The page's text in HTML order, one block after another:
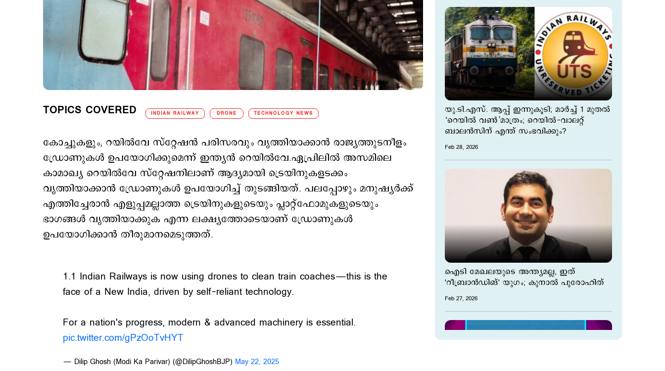
TOPICS COVERED INDIAN RAILWAY DRONE TECHNOLOGY NEWS
കോച്ചുകളും, റയില്‍വേ സ്റ്റേഷന്‍ പരിസരവും വൃത്തിയാക്കാന്‍ രാജ്യത്തുടനീളം
ഡ്രോണുകൾ ഉപയോഗിക്കുമെന്ന് ഇന്ത്യന്‍ റെയില്‍വേ.ഏപ്രിലിൽ അസമിലെ
കാമാഖ്യ റെയിൽവേ സ്റ്റേഷനിലാണ് ആദ്യമായി ട്രെയിനുകളടക്കം
വൃത്തിയാക്കാന്‍ ഡ്രോണുകള്‍ ഉപയോഗിച്ച് തുടങ്ങിയത്. പലപ്പോഴും മനുഷ്യര്‍ക്ക്
എത്തിച്ചേരാന്‍ എളുപ്പമല്ലാത്ത ട്രെയിനുകളുടെയും പ്ലാറ്റ്‌ഫോമുകളുടെയും
ഭാഗങ്ങൾ വൃത്തിയാക്കുക എന്ന ലക്ഷ്യത്തോടെയാണ് ഡ്രോണുകള്‍
ഉപയോഗിക്കാന്‍ തീരുമാനമെടുത്തത്.
1.1 Indian Railways is now using drones to clean train coaches—this is the
face of a New India, driven by self-reliant technology.
For a nation's progress, modern & advanced machinery is essential.
pic.twitter.com/gPzOoTvHYT
— Dilip Ghosh (Modi Ka Parivar) (@DilipGhoshBJP) May 22, 2025
യു.ടി.എസ്. ആപ്പ് ഇന്നുകൂടി; മാര്‍ച്ച് 1 മുതല്‍
‘റെയിൽ വൺ’മാത്രം; റെയിൽ-വാലറ്റ്
ബാലൻസിന് എന്ത് സംഭവിക്കും?
Feb 28, 2026
ഐടി മേഖലയുടെ അന്ത്യമല്ല, ഇത്
'റീബ്രാൻഡിങ്' യുഗം; കുനാൽ പുരോഹിത്
Feb 27, 2026